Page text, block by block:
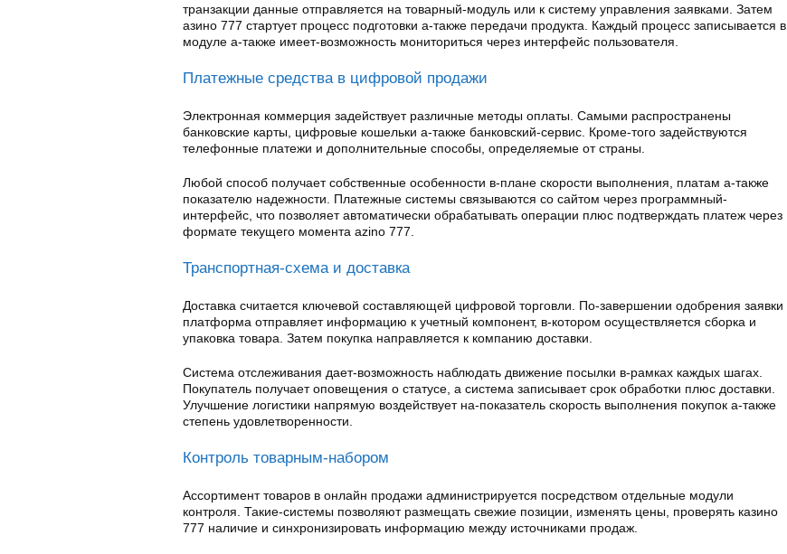
транзакции данные отправляется на товарный-модуль или к систему управления заявками. Затем
азино 777 стартует процесс подготовки а-также передачи продукта. Каждый процесс записывается в
модуле а-также имеет-возможность мониториться через интерфейс пользователя.
Платежные средства в цифровой продажи
Электронная коммерция задействует различные методы оплаты. Самыми распространены
банковские карты, цифровые кошельки а-также банковский-сервис. Кроме-того задействуются
телефонные платежи и дополнительные способы, определяемые от страны.
Любой способ получает собственные особенности в-плане скорости выполнения, платам а-также
показателю надежности. Платежные системы связываются со сайтом через программный-
интерфейс, что позволяет автоматически обрабатывать операции плюс подтверждать платеж через
формате текущего момента azino 777.
Транспортная-схема и доставка
Доставка считается ключевой составляющей цифровой торговли. По-завершении одобрения заявки
платформа отправляет информацию к учетный компонент, в-котором осуществляется сборка и
упаковка товара. Затем покупка направляется к компанию доставки.
Система отслеживания дает-возможность наблюдать движение посылки в-рамках каждых шагах.
Покупатель получает оповещения о статусе, а система записывает срок обработки плюс доставки.
Улучшение логистики напрямую воздействует на-показатель скорость выполнения покупок а-также
степень удовлетворенности.
Контроль товарным-набором
Ассортимент товаров в онлайн продажи администрируется посредством отдельные модули
контроля. Такие-системы позволяют размещать свежие позиции, изменять цены, проверять казино
777 наличие и синхронизировать информацию между источниками продаж.